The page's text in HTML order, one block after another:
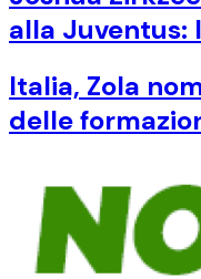
alla Juventus:
Italia, Zola
delle